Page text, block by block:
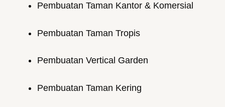
Pembuatan Taman Kantor & Komersial
Pembuatan Taman Tropis
Pembuatan Vertical Garden
Pembuatan Taman Kering